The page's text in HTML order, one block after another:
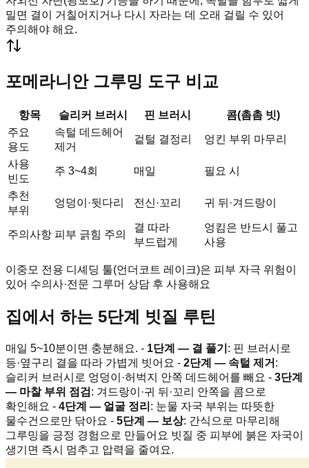
밀면 결이 거칠어지거나 다시 자라는 데 오래 걸릴 수 있어
주의해야 해요.
포메라니안 그루밍 도구 비교
항목 슬리커 브러시 핀 브러시
콤(촘촘 빗)
주요
용도
속털 데드헤어
제거
겉털 결정리 엉킨 부위 마무리
사용
빈도
주 3~4회 매일 필요 시
추천
부위
엉덩이·뒷다리 전신·꼬리 귀 뒤·겨드랑이
주의사항 피부 긁힘 주의
결 따라
부드럽게
엉킴은 반드시 풀고
사용
이중모 전용 디셰딩 툴(언더코트 레이크)은 피부 자극 위험이
있어 수의사·전문 그루머 상담 후 사용해요
집에서 하는 5단계 빗질 루틴
매일 5~10분이면 충분해요. - 1단계 — 결 풀기 : 핀 브러시로
등·옆구리 결을 따라 가볍게 빗어요 - 2단계 — 속털 제거 :
슬리커 브러시로 엉덩이·허벅지 안쪽 데드헤어를 빼요 - 3단계
— 마찰 부위 점검 : 겨드랑이·귀 뒤·꼬리 안쪽을 콤으로
확인해요 - 4단계 — 얼굴 정리 : 눈물 자국 부위는 따뜻한
물수건으로만 닦아요 - 5단계 — 보상: 간식으로 마무리해
그루밍을 긍정 경험으로 만들어요 빗질 중 피부에 붉은 자국이
생기면 즉시 멈추고 압력을 줄여요.